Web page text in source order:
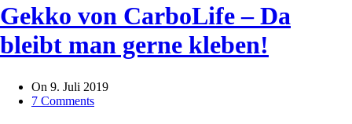
Gekko von CarboLife – Da
bleibt man gerne kleben!
On 9. Juli 2019
7 Comments